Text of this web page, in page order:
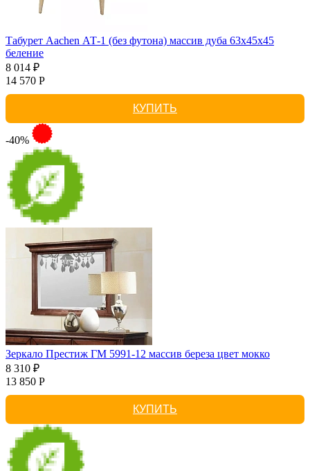
Табурет Aachen АТ-1 (без футона) массив дуба 63х45х45
беление
8 014 ₽
14 570 Р
КУПИТЬ
-40%
Зеркало Престиж ГМ 5991-12 массив береза цвет мокко
8 310 ₽
13 850 Р
КУПИТЬ